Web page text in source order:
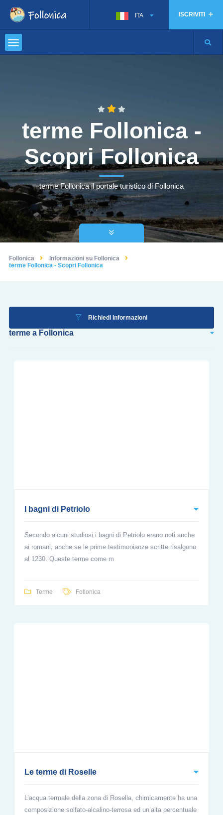
ISCRIVITI
ITA
terme Follonica -
Scopri Follonica
terme Follonica il portale turistico di Follonica
Follonica
Informazioni su Follonica
terme Follonica - Scopri Follonica
Richiedi Informazioni
terme a Follonica
I bagni di Petriolo
Secondo alcuni studiosi i bagni di Petriolo erano noti anche
ai romani, anche se le prime testimonianze scritte risalgono
al 1230. Queste terme come m
Terme Follonica
Le terme di Roselle
L’acqua termale della zona di Rosella, chimicamente ha una
composizione solfato-alcalino-terrosa ed un’alta percentuale